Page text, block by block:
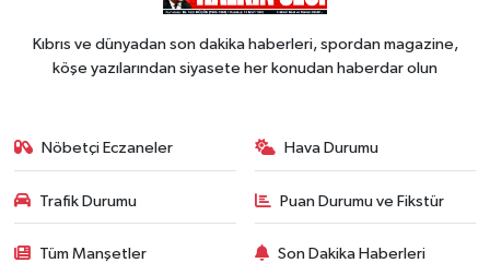
Kıbrıs ve dünyadan son dakika haberleri, spordan magazine,
köşe yazılarından siyasete her konudan haberdar olun
Nöbetçi Eczaneler Hava Durumu
Trafik Durumu Puan Durumu ve Fikstür
Tüm Manşetler Son Dakika Haberleri